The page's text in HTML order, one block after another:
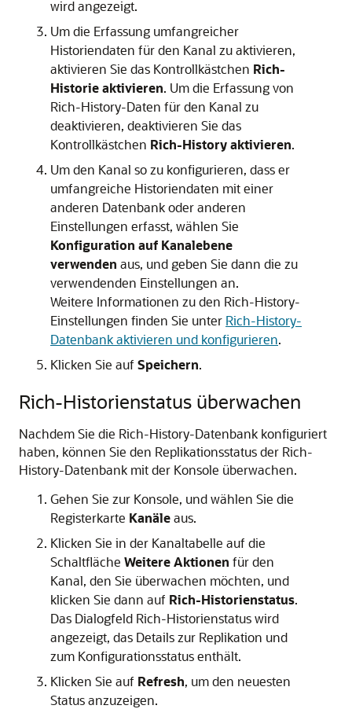
wird angezeigt.
Um die Erfassung umfangreicher
Historiendaten für den Kanal zu aktivieren,
aktivieren Sie das Kontrollkästchen Rich-
Historie aktivieren. Um die Erfassung von
Rich-History-Daten für den Kanal zu
deaktivieren, deaktivieren Sie das
Kontrollkästchen Rich-History aktivieren.
Um den Kanal so zu konfigurieren, dass er
umfangreiche Historiendaten mit einer
anderen Datenbank oder anderen
Einstellungen erfasst, wählen Sie
Konfiguration auf Kanalebene
verwenden aus, und geben Sie dann die zu
verwendenden Einstellungen an.
Weitere Informationen zu den Rich-History-
Einstellungen finden Sie unter Rich-History-
Datenbank aktivieren und konfigurieren.
Klicken Sie auf Speichern.
Rich-Historienstatus überwachen
Nachdem Sie die Rich-History-Datenbank konfiguriert
haben, können Sie den Replikationsstatus der Rich-
History-Datenbank mit der Konsole überwachen.
Gehen Sie zur Konsole, und wählen Sie die
Registerkarte Kanäleaus.
Klicken Sie in der Kanaltabelle auf die
Schaltfläche Weitere Aktionen für den
Kanal, den Sie überwachen möchten, und
klicken Sie dann auf Rich-Historienstatus.
Das Dialogfeld Rich-Historienstatuswird
angezeigt, das Details zur Replikation und
zum Konfigurationsstatus enthält.
Klicken Sie auf Refresh, um den neuesten
Status anzuzeigen.